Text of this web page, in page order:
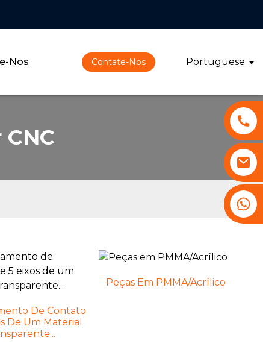
Nos Contate-Nos Portuguese
De Contato
De Um Material
Peças Em PMMA/Acrílico